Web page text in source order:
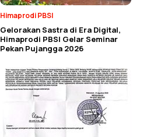
Himaprodi PBSI
Gelorakan Sastra di Era Digital,
Himaprodi PBSI Gelar Seminar
Pekan Pujangga 2026